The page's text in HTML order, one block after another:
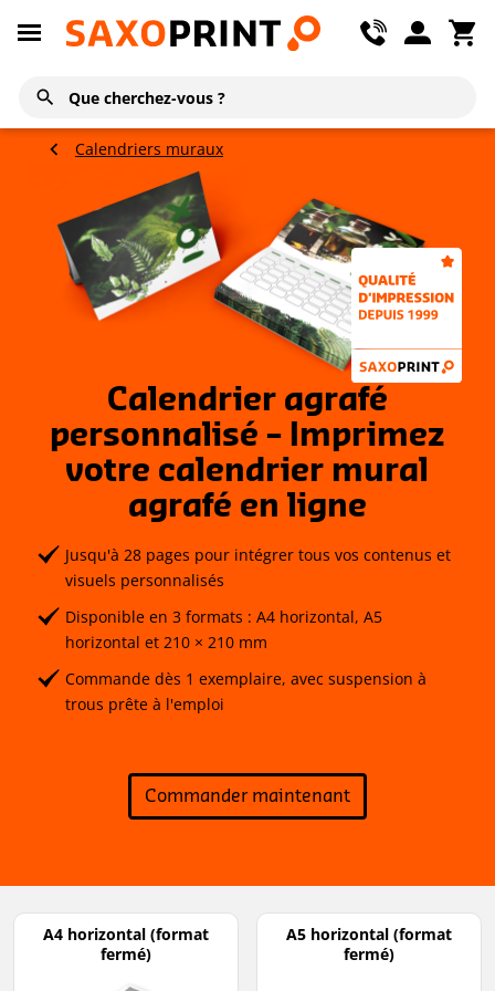
Calendriers muraux
Calendrier agrafé
personnalisé – Imprimez
votre calendrier mural
agrafé en ligne
Jusqu'à 28 pages pour intégrer tous vos contenus et
visuels personnalisés
Disponible en 3 formats : A4 horizontal, A5
horizontal et 210 × 210 mm
Commande dès 1 exemplaire, avec suspension à
trous prête à l'emploi
Commander maintenant
A4 horizontal (format
fermé)
A5 horizontal (format
fermé)